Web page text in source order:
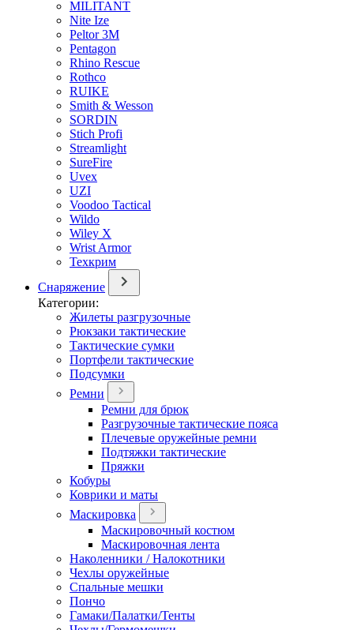
MILITANT
Nite Ize
Peltor 3M
Pentagon
Rhino Rescue
Rothco
RUIKE
Smith & Wesson
SORDIN
Stich Profi
Streamlight
SureFire
Uvex
UZI
Voodoo Tactical
Wildo
Wiley X
Wrist Armor
Техкрим
Снаряжение
Категории:
Жилеты разгрузочные
Рюкзаки тактические
Тактические сумки
Портфели тактические
Подсумки
Ремни
Ремни для брюк
Разгрузочные тактические пояса
Плечевые оружейные ремни
Подтяжки тактические
Пряжки
Кобуры
Коврики и маты
Маскировка
Маскировочный костюм
Маскировочная лента
Наколенники / Налокотники
Чехлы оружейные
Спальные мешки
Пончо
Гамаки/Палатки/Тенты